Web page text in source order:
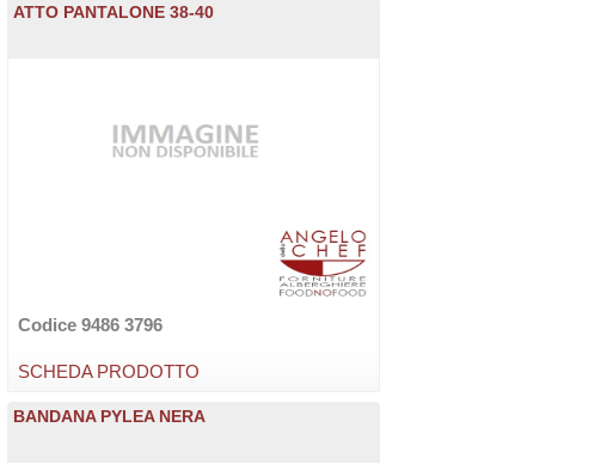
ATTO PANTALONE 38-40
Codice 9486 3796
SCHEDA PRODOTTO
BANDANA PYLEA NERA